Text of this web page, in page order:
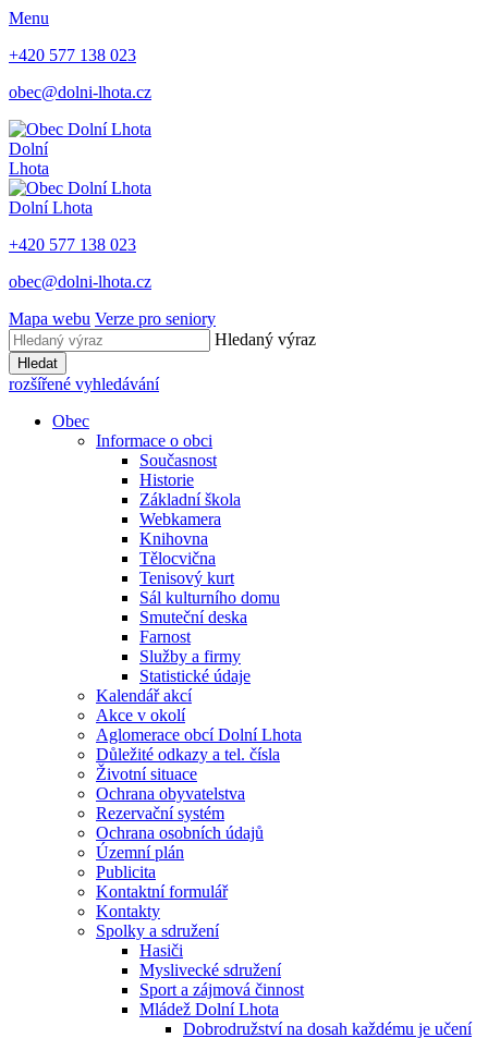
Menu
+420 577 138 023
obec@dolni-lhota.cz
Dolní
Lhota
Dolní Lhota
+420 577 138 023
obec@dolni-lhota.cz
Mapa webu Verze pro seniory
Hledaný výraz
Hledat
rozšířené vyhledávání
Obec
Informace o obci
Současnost
Historie
Základní škola
Webkamera
Knihovna
Tělocvična
Tenisový kurt
Sál kulturního domu
Smuteční deska
Farnost
Služby a firmy
Statistické údaje
Kalendář akcí
Akce v okolí
Aglomerace obcí Dolní Lhota
Důležité odkazy a tel. čísla
Životní situace
Ochrana obyvatelstva
Rezervační systém
Ochrana osobních údajů
Územní plán
Publicita
Kontaktní formulář
Kontakty
Spolky a sdružení
Hasiči
Myslivecké sdružení
Sport a zájmová činnost
Mládež Dolní Lhota
Dobrodružství na dosah každému je učení